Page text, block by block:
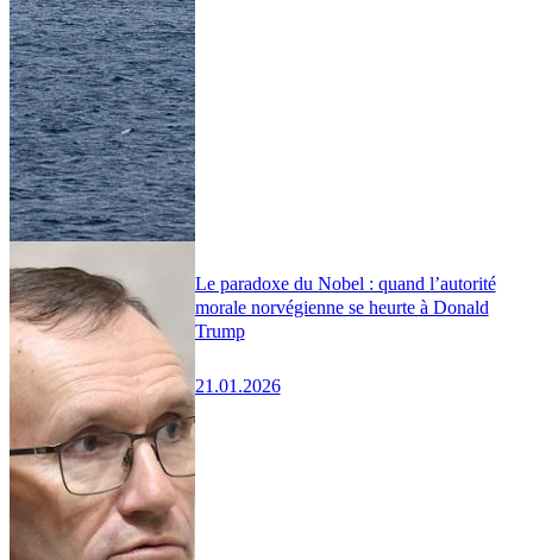
Le paradoxe du Nobel : quand l’autorité
morale norvégienne se heurte à Donald
Trump
21.01.2026